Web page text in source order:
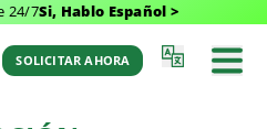
24/7Si, Hablo Español >
SOLICITAR AHORA
Aaron Winston